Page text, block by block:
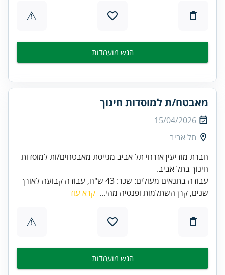
⚠
הגש מועמדות
מאבטח/ת למוסדות חינוך
15/04/2026
תל אביב
חברת מודיעין אזרחי תל אביב מגייסת מאבטחים/ות למוסדות
חינוך בתל אביב.
עבודה בתנאים מעולים: שכר: 43 ש"ח, עבודה קבועה לאורך
שנים, קרן השתלמות ופנסיה מהי... קרא עוד
⚠
הגש מועמדות